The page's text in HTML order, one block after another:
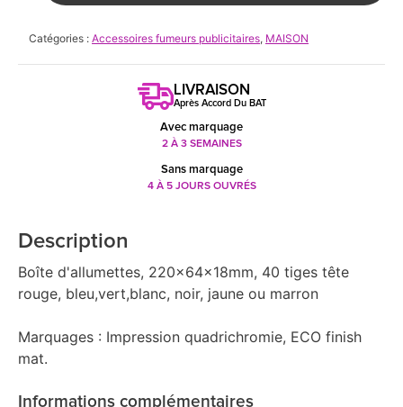
Catégories : Accessoires fumeurs publicitaires, MAISON
LIVRAISON
Après Accord Du BAT
Avec marquage
2 À 3 SEMAINES
Sans marquage
4 À 5 JOURS OUVRÉS
Description
Boîte d'allumettes, 220x64x18mm, 40 tiges tête
rouge, bleu,vert,blanc, noir, jaune ou marron
Marquages : Impression quadrichromie, ECO finish
mat.
Informations complémentaires